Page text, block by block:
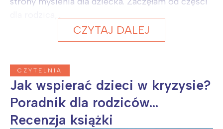
CZYTAJ DALEJ
CZYTELNIA
Jak wspierać dzieci w kryzysie?
Poradnik dla rodziców...
Recenzja książki